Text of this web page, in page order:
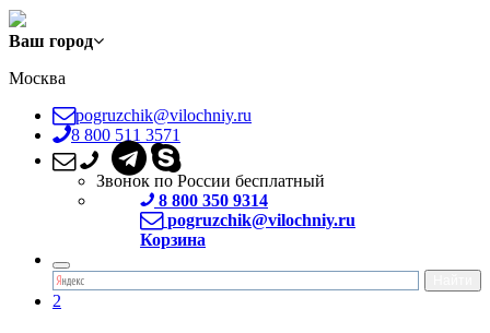
Ваш город
Москва
pogruzchik@vilochniy.ru
8 800 511 3571
Звонок по России бесплатный
8 800 350 9314
pogruzchik@vilochniy.ru
Корзина
2